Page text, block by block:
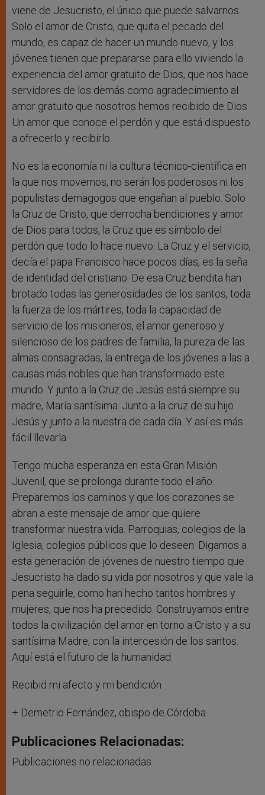
viene de Jesucristo, el único que puede salvarnos.
Solo el amor de Cristo, que quita el pecado del
mundo, es capaz de hacer un mundo nuevo, y los
jóvenes tienen que prepararse para ello viviendo la
experiencia del amor gratuito de Dios, que nos hace
servidores de los demás como agradecimiento al
amor gratuito que nosotros hemos recibido de Dios.
Un amor que conoce el perdón y que está dispuesto
a ofrecerlo y recibirlo.
No es la economía ni la cultura técnico-científica en
la que nos movemos, no serán los poderosos ni los
populistas demagogos que engañan al pueblo. Solo
la Cruz de Cristo, que derrocha bendiciones y amor
de Dios para todos, la Cruz que es símbolo del
perdón que todo lo hace nuevo. La Cruz y el servicio,
decía el papa Francisco hace pocos días, es la seña
de identidad del cristiano. De esa Cruz bendita han
brotado todas las generosidades de los santos, toda
la fuerza de los mártires, toda la capacidad de
servicio de los misioneros, el amor generoso y
silencioso de los padres de familia, la pureza de las
almas consagradas, la entrega de los jóvenes a las a
causas más nobles que han transformado este
mundo. Y junto a la Cruz de Jesús está siempre su
madre, María santísima. Junto a la cruz de su hijo
Jesús y junto a la nuestra de cada día. Y así es más
fácil llevarla.
Tengo mucha esperanza en esta Gran Misión
Juvenil, que se prolonga durante todo el año.
Preparemos los caminos y que los corazones se
abran a este mensaje de amor que quiere
transformar nuestra vida. Parroquias, colegios de la
Iglesia, colegios públicos que lo deseen. Digamos a
esta generación de jóvenes de nuestro tiempo que
Jesucristo ha dado su vida por nosotros y que vale la
pena seguirle, como han hecho tantos hombres y
mujeres, que nos ha precedido. Construyamos entre
todos la civilización del amor en torno a Cristo y a su
santísima Madre, con la intercesión de los santos.
Aquí está el futuro de la humanidad.
Recibid mi afecto y mi bendición
+ Demetrio Fernández, obispo de Córdoba
Publicaciones Relacionadas:
Publicaciones no relacionadas.